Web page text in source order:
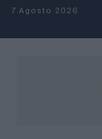
Salta al contenuto
7 Agosto 2026